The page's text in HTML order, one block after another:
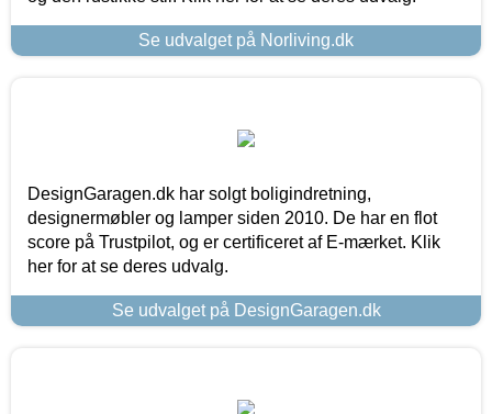
Se udvalget på Norliving.dk
DesignGaragen.dk har solgt boligindretning,
designermøbler og lamper siden 2010. De har en flot
score på Trustpilot, og er certificeret af E-mærket. Klik
her for at se deres udvalg.
Se udvalget på DesignGaragen.dk